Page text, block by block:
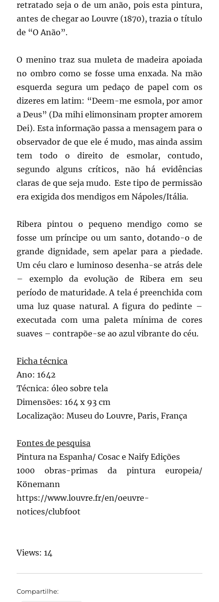
retratado seja o de um anão, pois esta pintura,
antes de chegar ao Louvre (1870), trazia o título
de “O Anão”.
O menino traz sua muleta de madeira apoiada
no ombro como se fosse uma enxada. Na mão
esquerda segura um pedaço de papel com os
dizeres em latim: “Deem-me esmola, por amor
a Deus” (Da mihi elimonsinam propter amorem
Dei). Esta informação passa a mensagem para o
observador de que ele é mudo, mas ainda assim
tem todo o direito de esmolar, contudo,
segundo alguns críticos, não há evidências
claras de que seja mudo. Este tipo de permissão
era exigida dos mendigos em Nápoles/Itália.
Ribera pintou o pequeno mendigo como se
fosse um príncipe ou um santo, dotando-o de
grande dignidade, sem apelar para a piedade.
Um céu claro e luminoso desenha-se atrás dele
– exemplo da evolução de Ribera em seu
período de maturidade. A tela é preenchida com
uma luz quase natural. A figura do pedinte –
executada com uma paleta mínima de cores
suaves – contrapõe-se ao azul vibrante do céu.
Ficha técnica
Ano: 1642
Técnica: óleo sobre tela
Dimensões: 164 x 93 cm
Localização: Museu do Louvre, Paris, França
Fontes de pesquisa
Pintura na Espanha/ Cosac e Naify Edições
1000 obras-primas da pintura europeia/
Könemann
https://www.louvre.fr/en/oeuvre-
notices/clubfoot
Views: 14
Compartilhe: